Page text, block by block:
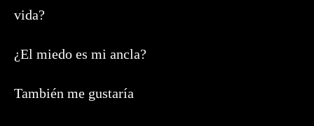
vida?
¿El miedo es mi ancla?
También me gustaría